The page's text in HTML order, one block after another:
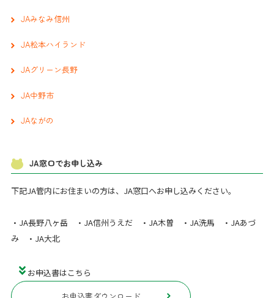
JAみなみ信州
JA松本ハイランド
JAグリーン長野
JA中野市
JAながの
JA窓口でお申し込み
下記JA管内にお住まいの方は、JA窓口へお申し込みください。
・JA長野八ヶ岳 ・JA信州うえだ ・JA木曽 ・JA洗馬 ・JAあづ
み ・JA大北
お申込書はこちら